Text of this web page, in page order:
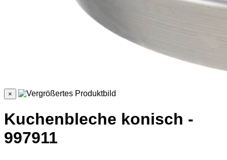
×
Kuchenbleche konisch -
997911